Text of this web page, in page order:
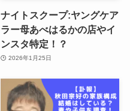
ナイトスクープ:ヤングケア
ラー母あべはるかの店やイ
ンスタ特定！？
2026年1月25日